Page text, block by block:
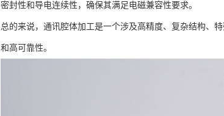
密封性和导电连续性，确保其满足电磁兼容性要求。
总的来说，通讯腔体加工是一个涉及高精度、复杂结构、
和高可靠性。